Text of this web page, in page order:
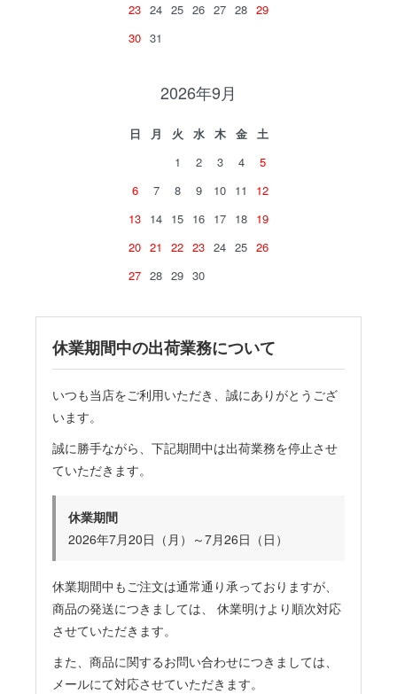
23 24 25 26 27 28 29
30 31
2026年9月
日 月 火 水 木 金
土
1
2 3 4
5
6
7 8 9 10 11
12
13 14 15 16 17 18 19
20 21 22 23 24 25 26
27 28 29 30
休業期間中の出荷業務について
いつも当店をご利用いただき、誠にありがとうござ
います。
誠に勝手ながら、下記期間中は出荷業務を停止させ
ていただきます。
休業期間
2026年7月20日（月）～7月26日（日）
休業期間中もご注文は通常通り承っておりますが、
商品の発送につきましては、 休業明けより順次対応
させていただきます。
また、商品に関するお問い合わせにつきましては、
メールにて対応させていただきます。